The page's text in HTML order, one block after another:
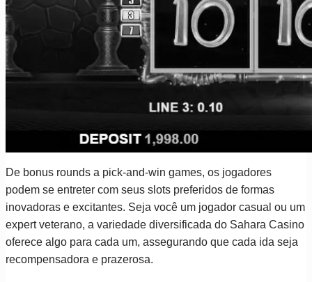
De bonus rounds a pick-and-win games, os jogadores
podem se entreter com seus slots preferidos de formas
inovadoras e excitantes. Seja você um jogador casual ou um
expert veterano, a variedade diversificada do Sahara Casino
oferece algo para cada um, assegurando que cada ida seja
recompensadora e prazerosa.